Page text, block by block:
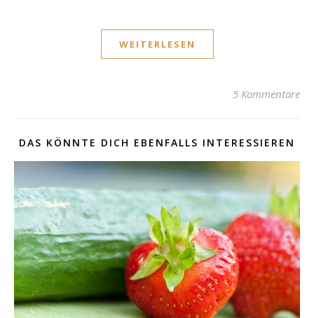
WEITERLESEN
5 Kommentare
DAS KÖNNTE DICH EBENFALLS INTERESSIEREN